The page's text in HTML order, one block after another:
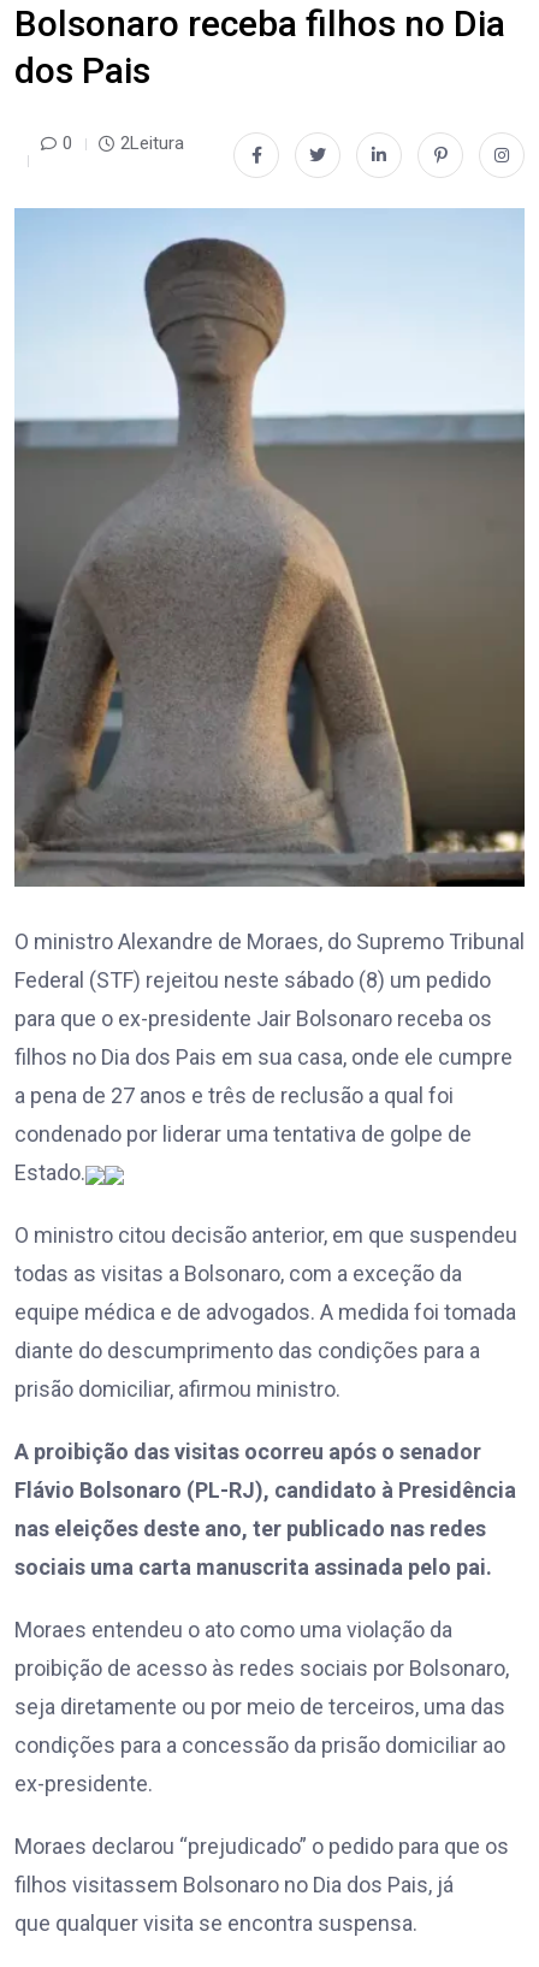
Bolsonaro receba filhos no Dia
dos Pais
0 2Leitura
O ministro Alexandre de Moraes, do Supremo Tribunal
Federal (STF) rejeitou neste sábado (8) um pedido
para que o ex-presidente Jair Bolsonaro receba os
filhos no Dia dos Pais em sua casa, onde ele cumpre
a pena de 27 anos e três de reclusão a qual foi
condenado por liderar uma tentativa de golpe de
Estado.
O ministro citou decisão anterior, em que suspendeu
todas as visitas a Bolsonaro, com a exceção da
equipe médica e de advogados. A medida foi tomada
diante do descumprimento das condições para a
prisão domiciliar, afirmou ministro.
A proibição das visitas ocorreu após o senador
Flávio Bolsonaro (PL-RJ), candidato à Presidência
nas eleições deste ano, ter publicado nas redes
sociais uma carta manuscrita assinada pelo pai.
Moraes entendeu o ato como uma violação da
proibição de acesso às redes sociais por Bolsonaro,
seja diretamente ou por meio de terceiros, uma das
condições para a concessão da prisão domiciliar ao
ex-presidente.
Moraes declarou “prejudicado” o pedido para que os
filhos visitassem Bolsonaro no Dia dos Pais, já
que qualquer visita se encontra suspensa.